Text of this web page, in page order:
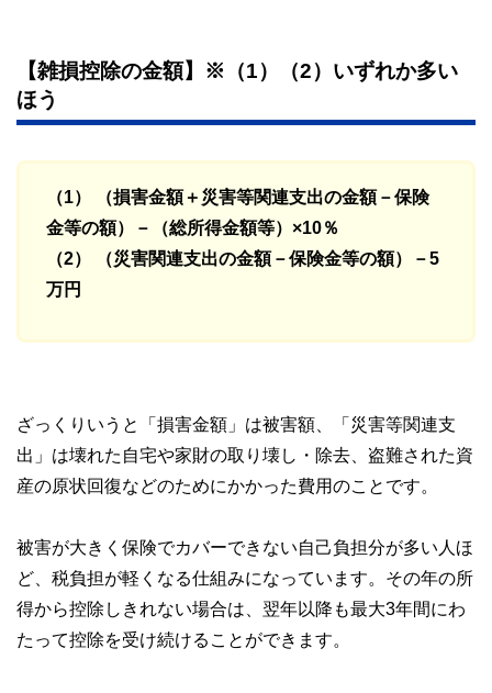
【雑損控除の金額】※（1）（2）いずれか多い
ほう
（1） （損害金額＋災害等関連支出の金額－保険
金等の額）－（総所得金額等）×10％
（2） （災害関連支出の金額－保険金等の額）－5
万円
ざっくりいうと「損害金額」は被害額、「災害等関連支
出」は壊れた自宅や家財の取り壊し・除去、盗難された資
産の原状回復などのためにかかった費用のことです。
被害が大きく保険でカバーできない自己負担分が多い人ほ
ど、税負担が軽くなる仕組みになっています。その年の所
得から控除しきれない場合は、翌年以降も最大3年間にわ
たって控除を受け続けることができます。